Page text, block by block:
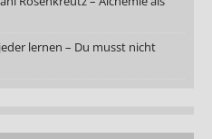
lernen – Du musst nicht